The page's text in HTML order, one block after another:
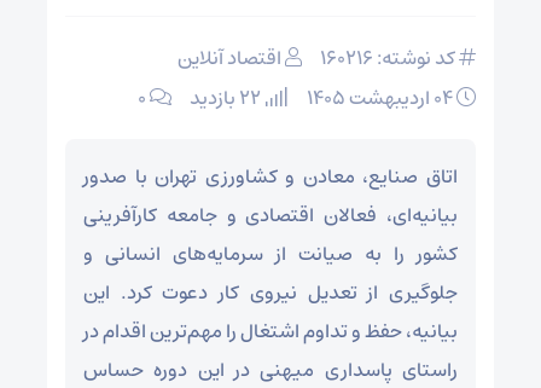
کد نوشته: 160216
اقتصاد آنلاین
۰
اتاق صنایع، معادن و کشاورزی تهران با صدور
بیانیه‌ای، فعالان اقتصادی و جامعه کارآفرینی
کشور را به صیانت از سرمایه‌های انسانی و
جلوگیری از تعدیل نیروی کار دعوت کرد. این
بیانیه، حفظ و تداوم اشتغال را مهم‌ترین اقدام در
راستای پاسداری میهنی در این دوره حساس